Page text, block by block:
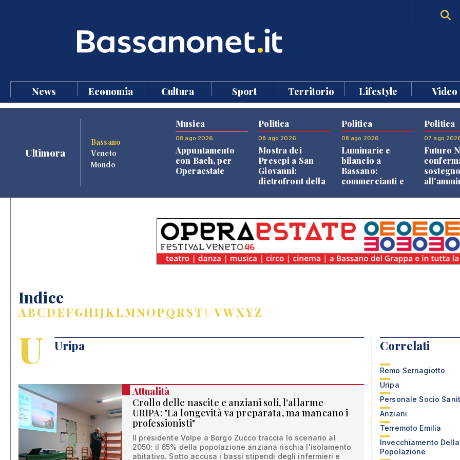
News Economia Cultura Sport Territorio Lifestyle Video
Ultimora
Bassano
Veneto
Mondo
Musica
08 ago 2026
Appuntamento
con Bach, per
Operaestate
Politica
08 ago 2026
Mostra dei
Presepi a San
Giovanni:
dietrofront della
Politica
08 ago 2026
Luminarie e
bilancio a
Bassano:
commercianti e
Politica
07 ago
Futuro
Indice
ABCDEFGHIJKLMNOPQRSTUVWXYZ
U Uripa
Attualità
Crollo delle nascite e anziani soli, l'allarme
URIPA: "La longevità va preparata, ma mancano i
professionisti"
Il presidente Volpe a Borgo Zucco traccia lo scenario al
2050: il 65% della popolazione anziana rischia l'isolamento
abitativo. Sotto accusa i bassi stipendi degli infermieri e
Correlati
Remo Sernagiotto
Uripa
Personale Socio
Anziani
Terremoto Emilia
Invecchiamento Della
Popolazione